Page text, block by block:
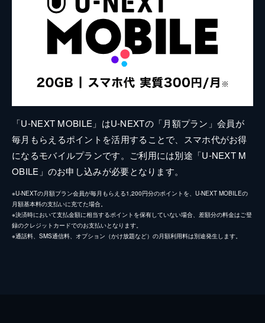
「U-NEXT MOBILE」はU-NEXTの「月額プラン」会員が
毎月もらえるポイントを活用することで、スマホ代がお得
になるモバイルプランです。ご利用には別途「U-NEXT M
OBILE」のお申し込みが必要となります。
※U-NEXTの月額プラン会員が毎月もらえる1,200円分のポイントを、U-NEXT MOBILEの
月額基本料の支払いに充てた場合。
※決済時において支払金額に相当するポイントを保有していない場合、差額分の料金はご登
録のクレジットカードでのお支払いとなります。
※通話料、SMS通信料、オプション（かけ放題など）の月額利用料は別途発生します。